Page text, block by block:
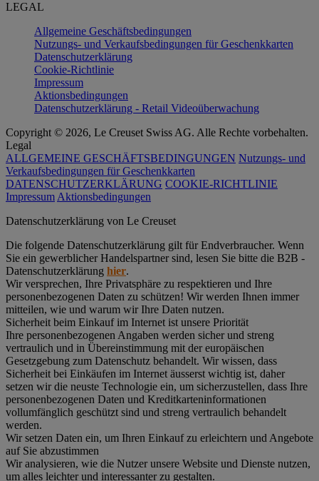
LEGAL
Allgemeine Geschäftsbedingungen
Nutzungs- und Verkaufsbedingungen für Geschenkkarten
Datenschutzerklärung
Cookie-Richtlinie
Impressum
Aktionsbedingungen
Datenschutzerklärung - Retail Videoüberwachung
Copyright © 2026, Le Creuset Swiss AG. Alle Rechte vorbehalten.
Legal
ALLGEMEINE GESCHÄFTSBEDINGUNGEN Nutzungs- und
Verkaufsbedingungen für Geschenkkarten
DATENSCHUTZERKLÄRUNG COOKIE-RICHTLINIE
Impressum Aktionsbedingungen
Datenschutz­erklärung von Le Creuset
Die folgende Datenschutzerklärung gilt für Endverbraucher. Wenn
Sie ein gewerblicher Handelspartner sind, lesen Sie bitte die B2B -
Datenschutzerklärung hier.
Wir versprechen, Ihre Privatsphäre zu respektieren und Ihre
personenbezogenen Daten zu schützen! Wir werden Ihnen immer
mitteilen, wie und warum wir Ihre Daten nutzen.
Sicherheit beim Einkauf im Internet ist unsere Priorität
Ihre personenbezogenen Angaben werden sicher und streng
vertraulich und in Übereinstimmung mit der europäischen
Gesetzgebung zum Datenschutz behandelt. Wir wissen, dass
Sicherheit bei Einkäufen im Internet äusserst wichtig ist, daher
setzen wir die neuste Technologie ein, um sicherzustellen, dass Ihre
personenbezogenen Daten und Kreditkarteninformationen
vollumfänglich geschützt sind und streng vertraulich behandelt
werden.
Wir setzen Daten ein, um Ihren Einkauf zu erleichtern und Angebote
auf Sie abzustimmen
Wir analysieren, wie die Nutzer unsere Website und Dienste nutzen,
um alles leichter und interessanter zu gestalten.